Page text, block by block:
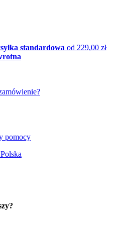
standardowa od 229,00 zł
pomocy